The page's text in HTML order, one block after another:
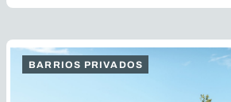
BARRIOS PRIVADOS